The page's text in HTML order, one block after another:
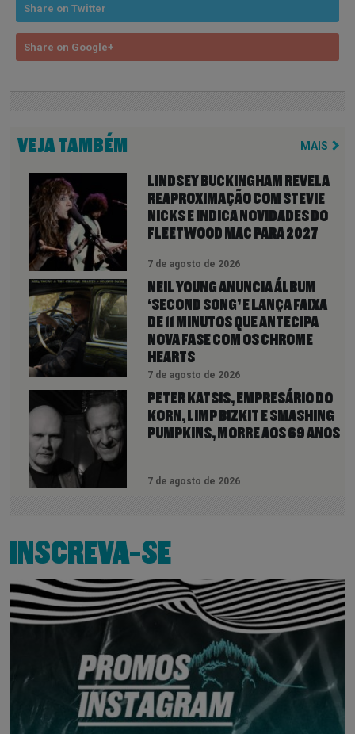
Share on Twitter
Share on Google+
VEJA TAMBÉM MAIS
LINDSEY BUCKINGHAM REVELA
REAPROXIMAÇÃO COM STEVIE
NICKS E INDICA NOVIDADES DO
FLEETWOOD MAC PARA 2027
7 de agosto de 2026
NEIL YOUNG ANUNCIA ÁLBUM
‘SECOND SONG’ E LANÇA FAIXA
DE 11 MINUTOS QUE ANTECIPA
NOVA FASE COM OS CHROME
HEARTS
7 de agosto de 2026
PETER KATSIS, EMPRESÁRIO DO
KORN, LIMP BIZKIT E SMASHING
PUMPKINS, MORRE AOS 69 ANOS
7 de agosto de 2026
INSCREVA-SE